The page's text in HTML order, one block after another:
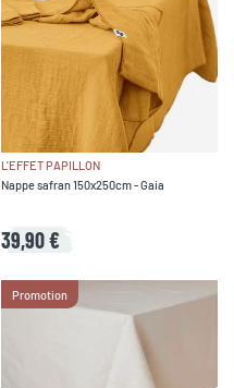
L'EFFET PAPILLON
Nappe safran 150x250cm - Gaia
39,90 €
Promotion